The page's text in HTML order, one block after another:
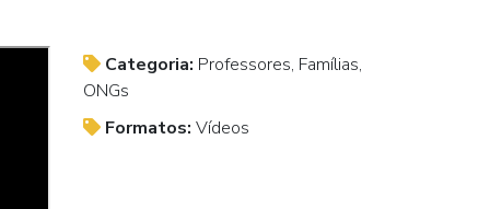
Categoria: Professores, Famílias,
ONGs
Formatos: Vídeos